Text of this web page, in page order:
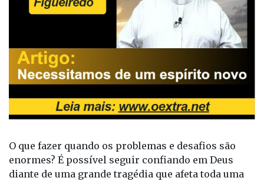
O que fazer quando os problemas e desafios são
enormes? É possível seguir confiando em Deus
diante de uma grande tragédia que afeta toda uma